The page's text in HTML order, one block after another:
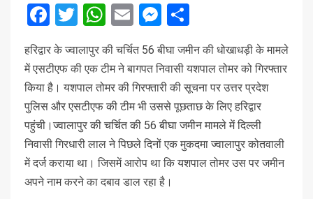
Facebook
Twitter
WhatsApp
EmailMessenger
हरिद्वार के ज्वालापुर की चर्चित 56 बीघा जमीन की धोखाधड़ी के मामले
में एसटीएफ की एक टीम ने बागपत निवासी यशपाल तोमर को गिरफ्तार
किया है। यशपाल तोमर की गिरफ्तारी की सूचना पर उत्तर प्रदेश
पुलिस और एसटीएफ की टीम भी उससे पूछताछ के लिए हरिद्वार
पहुंची।ज्वालापुर की चर्चित की 56 बीघा जमीन मामले में दिल्ली
निवासी गिरधारी लाल ने पिछले दिनों एक मुकदमा ज्वालापुर कोतवाली
में दर्ज कराया था। जिसमें आरोप था कि यशपाल तोमर उस पर जमीन
अपने नाम करने का दबाव डाल रहा है।